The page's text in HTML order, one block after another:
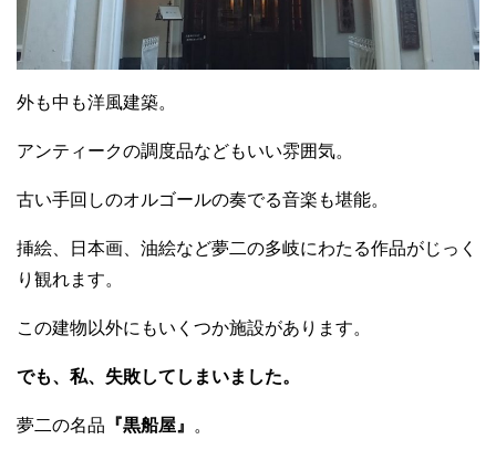
外も中も洋風建築。
アンティークの調度品などもいい雰囲気。
古い手回しのオルゴールの奏でる音楽も堪能。
挿絵、日本画、油絵など夢二の多岐にわたる作品がじっく
り観れます。
この建物以外にもいくつか施設があります。
でも、私、失敗してしまいました。
夢二の名品 『黒船屋』 。